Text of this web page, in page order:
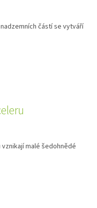
částí se vytváří
malé šedohnědé